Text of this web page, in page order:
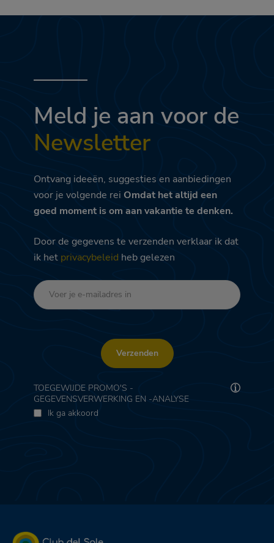
Meld je aan voor de
Newsletter
Ontvang ideeën, suggesties en aanbiedingen
voor je volgende rei Omdat het altijd een
goed moment is om aan vakantie te denken.
Door de gegevens te verzenden verklaar ik dat
ik het privacybeleid heb gelezen
Verzenden
TOEGEWIJDE PROMO'S -
GEGEVENSVERWERKING EN -ANALYSE
Ik ga akkoord